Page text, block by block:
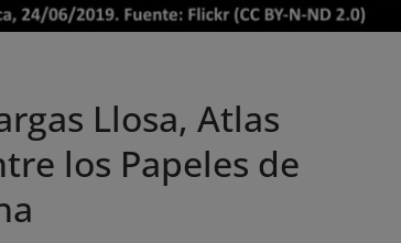
Llosa, Atlas
los Papeles de